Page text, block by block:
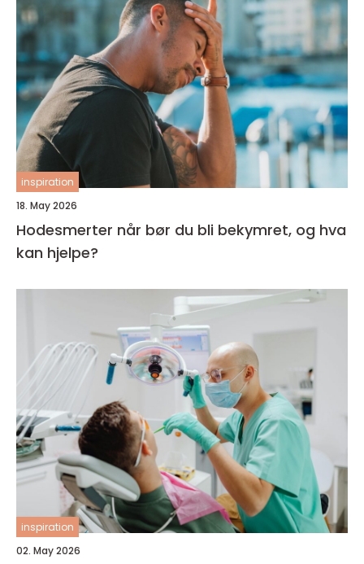
inspiration
18. May 2026
Hodesmerter når bør du bli bekymret, og hva
kan hjelpe?
inspiration
02. May 2026